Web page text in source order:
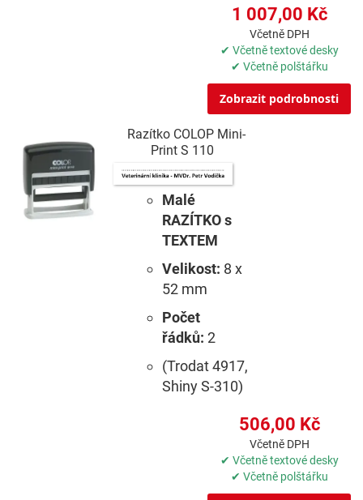
1 007,00 Kč
Včetně DPH
✔ Včetně textové desky
✔ Včetně polštářku
Zobrazit podrobnosti
Razítko COLOP Mini-
Print S 110
Malé
RAZÍTKO s
TEXTEM
Velikost: 8 x
52 mm
Počet
řádků: 2
(Trodat 4917,
Shiny S-310)
506,00 Kč
Včetně DPH
✔ Včetně textové desky
✔ Včetně polštářku